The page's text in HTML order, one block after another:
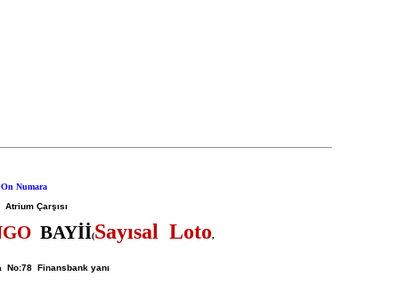
Çarşısı
BAYİİ(Sayısal Loto,
No:78 Finansbank yanı